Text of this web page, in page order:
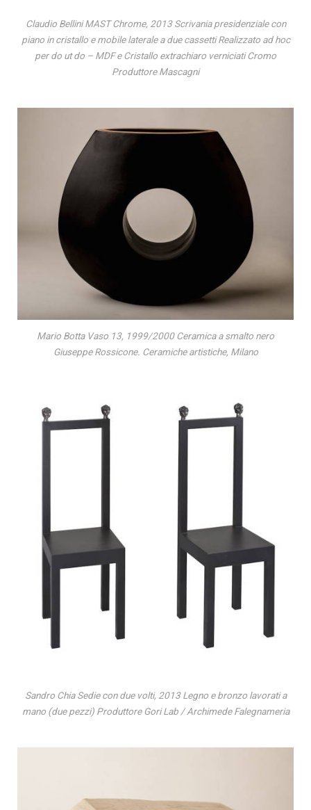
Claudio Bellini MAST Chrome, 2013 Scrivania presidenziale con
piano in cristallo e mobile laterale a due cassetti Realizzato ad hoc
per do ut do – MDF e Cristallo extrachiaro verniciati Cromo
Produttore Mascagni
Mario Botta Vaso 13, 1999/2000 Ceramica a smalto nero
Giuseppe Rossicone. Ceramiche artistiche, Milano
Sandro Chia Sedie con due volti, 2013 Legno e bronzo lavorati a
mano (due pezzi) Produttore Gori Lab / Archimede Falegnameria